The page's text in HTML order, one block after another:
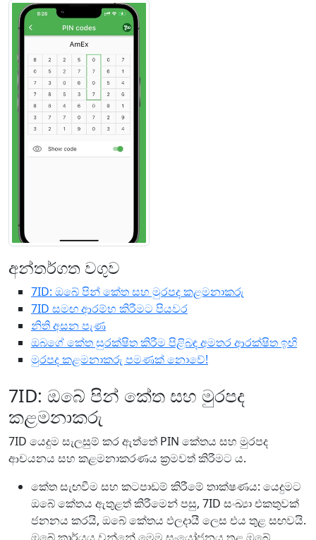
අන්තර්ගත වගුව
7ID: ඔබේ පින් කේත සහ මුරපද කළමනාකරු
7ID සමඟ ආරම්භ කිරීමට පියවර
නිති අසන පැණ
ඔබගේ කේත සුරක්ෂිත කිරීම පිළිබඳ අමතර ආරක්ෂිත ඉඟි
මුරපද කළමනාකරු පමණක් නොවේ!
7ID: ඔබේ පින් කේත සහ මුරපද
කළමනාකරු
7ID යෙදුම සැලසුම් කර ඇත්තේ PIN කේතය සහ මුරපද
ආචයනය සහ කළමනාකරණය ක්‍රමවත් කිරීමට ය.
කේත සැඟවීම සහ කටපාඩම් කිරීමේ තාක්ෂණය: යෙදුමට
ඔබේ කේතය ඇතුළත් කිරීමෙන් පසු, 7ID සංඛ්‍යා එකතුවක්
ජනනය කරයි, ඔබේ කේතය ඵලදායී ලෙස එය තුළ සඟවයි.